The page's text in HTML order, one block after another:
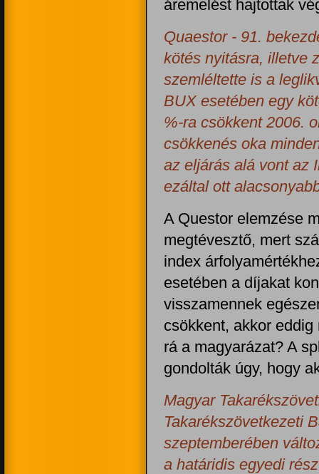
áremelést hajtottak
Quaestor - 91.
kötés nyitásra, illetve
szemléltette is a
BUX esetében egy
%-ra csökkent 2006.
csökkenés oka
az eljárás alá vont az
ezáltal ott
A Questor elemzése
megtévesztő, mert
index
esetében a díjakat
visszamennek
csökkent, akkor
rá a magyarázat? A
gondolták úgy, hogy
Magyar
Takarékszövetkezeti
szeptemberében
a határidis egyedi